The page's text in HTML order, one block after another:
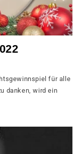
für alle
danken, wird ein